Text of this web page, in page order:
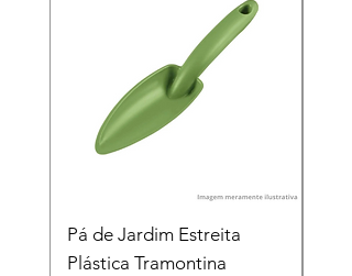
Pá de Jardim Estreita
Plástica Tramontina